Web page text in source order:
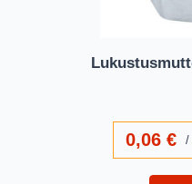
0,06€